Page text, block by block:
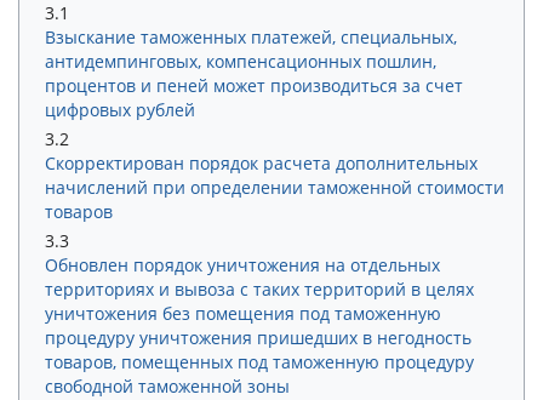
3.1
Взыскание таможенных платежей, специальных,
антидемпинговых, компенсационных пошлин,
процентов и пеней может производиться за счет
цифровых рублей
3.2
Скорректирован порядок расчета дополнительных
начислений при определении таможенной стоимости
товаров
3.3
Обновлен порядок уничтожения на отдельных
территориях и вывоза с таких территорий в целях
уничтожения без помещения под таможенную
процедуру уничтожения пришедших в негодность
товаров, помещенных под таможенную процедуру
свободной таможенной зоны